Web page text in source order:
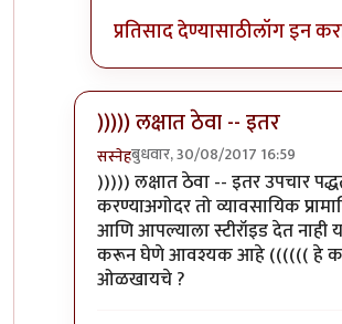
प्रतिसाद देण्यासाठीलॉग इन
))))) लक्षात ठेवा -- इतर
सस्नेहबुधवार, 30/08/2017 16:59
In reply toप्रत्येक वैद्यकशाखा
))))) लक्षात ठेवा -- इतर उपचार
करण्याअगोदर तो व्यावसायिक
आणि आपल्याला स्टीरॉइड देत नाही
करून घेणे आवश्यक आहे (((((( हे
ओळखायचे ?